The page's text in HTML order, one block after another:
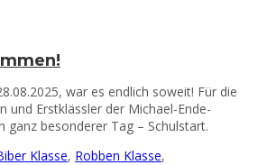
war es endlich soweit! Für die
und Erstklässler der Michael-Ende-
ganz besonderer Tag – Schulstart.
Klasse, Robben Klasse,